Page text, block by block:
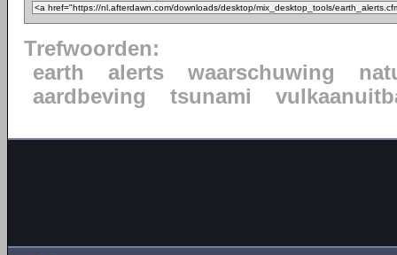
Trefwoorden:
earth
alerts waarschuwing
aardbeving
tsunami